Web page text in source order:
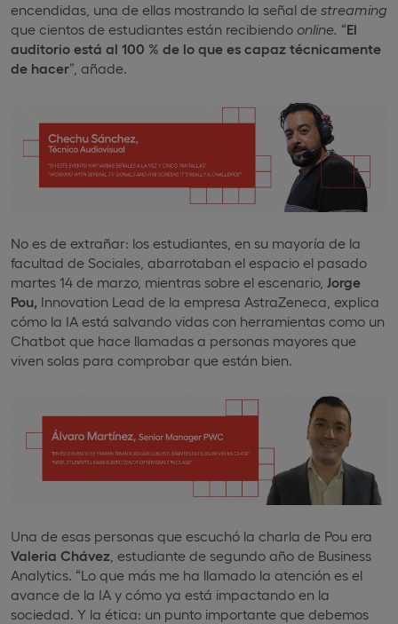
encendidas, una de ellas mostrando la señal de streaming
que cientos de estudiantes están recibiendo online. “El
auditorio está al 100 % de lo que es capaz técnicamente
de hacer”, añade.
No es de extrañar: los estudiantes, en su mayoría de la
facultad de Sociales, abarrotaban el espacio el pasado
martes 14 de marzo, mientras sobre el escenario, Jorge
Pou, Innovation Lead de la empresa AstraZeneca, explica
cómo la IA está salvando vidas con herramientas como un
Chatbot que hace llamadas a personas mayores que
viven solas para comprobar que están bien.
Una de esas personas que escuchó la charla de Pou era
Valeria Chávez , estudiante de segundo año de Business
Analytics. “Lo que más me ha llamado la atención es el
avance de la IA y cómo ya está impactando en la
sociedad. Y la ética: un punto importante que debemos